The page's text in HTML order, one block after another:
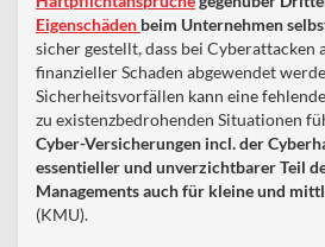
Eigenschäden beim Unternehmen
sicher gestellt, dass bei Cyberattacken
finanzieller Schaden abgewendet
Sicherheitsvorfällen kann eine
zu existenzbedrohenden Situationen
Cyber-Versicherungen incl. der
essentieller und unverzichtbarer Teil
Managements auch für kleine und
(KMU).